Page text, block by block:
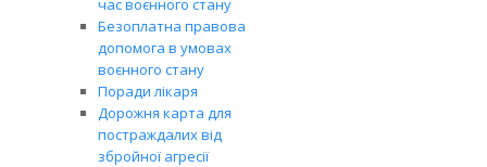
час воєнного стану
Безоплатна правова
допомога в умовах
воєнного стану
Поради лікаря
Дорожня карта для
постраждалих від
збройної агресії